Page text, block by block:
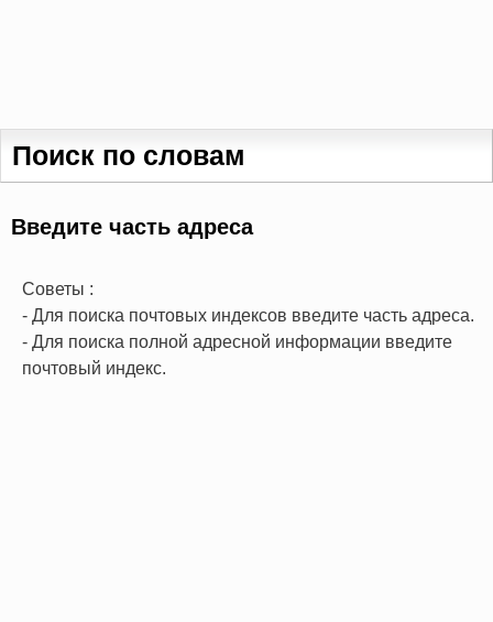
Поиск по словам
Введите часть адреса
Советы :
- Для поиска почтовых индексов введите часть адреса.
- Для поиска полной адресной информации введите
почтовый индекс.